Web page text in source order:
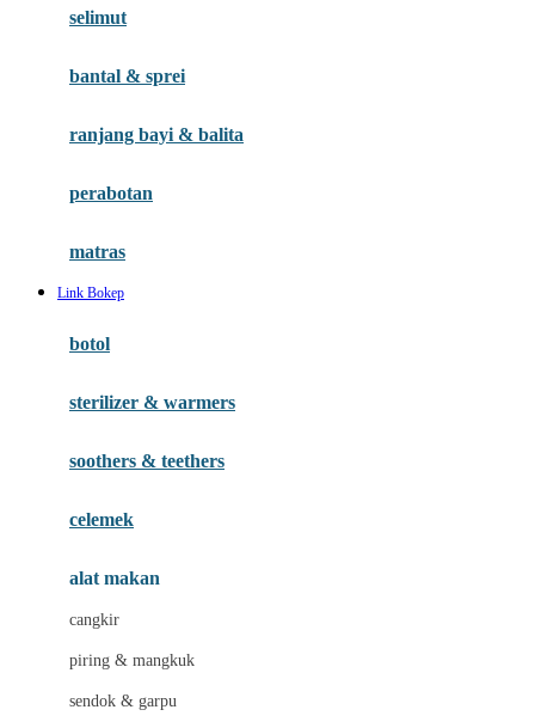
Habbie
Haenim
Hauck
Havaianas
Hybrid
I
Inlacta DHA
Ivenet
selimut
bantal & sprei
ranjang bayi & balita
perabotan
matras
Link Bokep
botol
sterilizer & warmers
soothers & teethers
celemek
alat makan
cangkir
piring & mangkuk
sendok & garpu